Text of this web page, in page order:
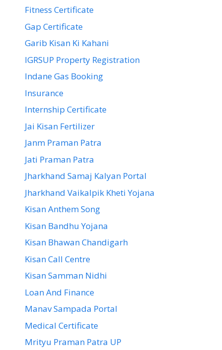
Fitness Certificate
Gap Certificate
Garib Kisan Ki Kahani
IGRSUP Property Registration
Indane Gas Booking
Insurance
Internship Certificate
Jai Kisan Fertilizer
Janm Praman Patra
Jati Praman Patra
Jharkhand Samaj Kalyan Portal
Jharkhand Vaikalpik Kheti Yojana
Kisan Anthem Song
Kisan Bandhu Yojana
Kisan Bhawan Chandigarh
Kisan Call Centre
Kisan Samman Nidhi
Loan And Finance
Manav Sampada Portal
Medical Certificate
Mrityu Praman Patra UP